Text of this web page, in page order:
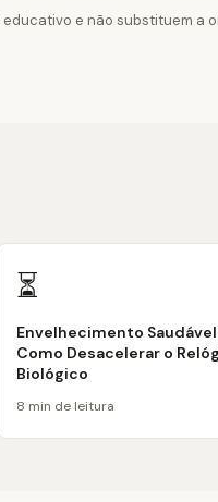
e não substituem a
⏳
Envelhecimento
Como Desacelerar o
Biológico
8 min de leitura